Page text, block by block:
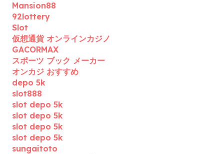
Mansion88
92lottery
Slot
仮想通貨 オンラインカジノ
GACORMAX
スポーツ ブック メーカー
オンカジ おすすめ
depo 5k
slot888
slot depo 5k
slot depo 5k
slot depo 5k
slot depo 5k
sungaitoto